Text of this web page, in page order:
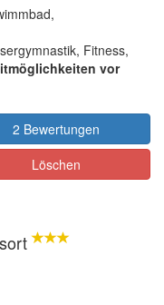
Fitness,
vor
2 Bewertungen
Löschen